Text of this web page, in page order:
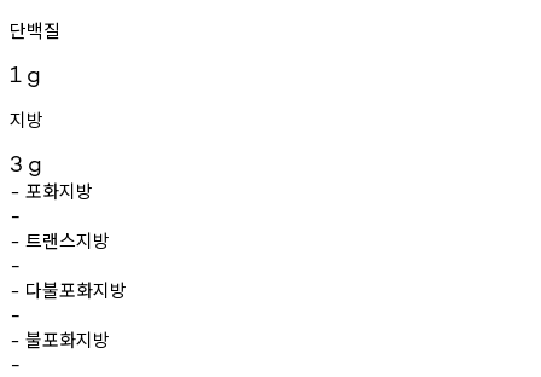
단백질
1 g
지방
3 g
- 포화지방
-
- 트랜스지방
-
- 다불포화지방
-
- 불포화지방
-